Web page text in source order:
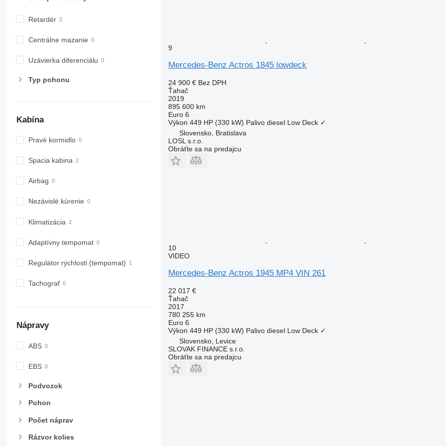
Retardér
Centrálne mazanie
Uzávierka diferenciálu
Typ pohonu
Kabína
Pravé kormidlo
Spacia kabina
Airbag
Nezávislé kúrenie
Klimatizácia
Adaptívny tempomat
Regulátor rýchlosti (tempomat)
Tachograf
Nápravy
ABS
EBS
Podvozok
Pohon
Počet náprav
Rázvor kolies
9
Mercedes-Benz Actros 1845 lowdeck
24 900 € Bez DPH
Ťahač
2019
895 600 km
Euro 6
Výkon 449 HP (330 kW) Palivo diesel Low Deck ✓
Slovensko, Bratislava
LOSL s.r.o.
Obráťte sa na predajcu
10
VIDEO
Mercedes-Benz Actros 1945 MP4 VIN 261
22 017 €
Ťahač
2017
780 255 km
Euro 6
Výkon 449 HP (330 kW) Palivo diesel Low Deck ✓
Slovensko, Levice
SLOVAK FINANCE s.r.o.
Obráťte sa na predajcu